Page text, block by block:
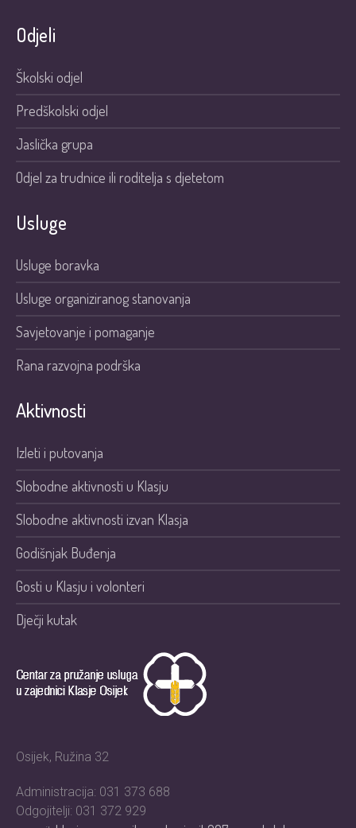
Odjeli
Školski odjel
Predškolski odjel
Jaslička grupa
Odjel za trudnice ili roditelja s djetetom
Usluge
Usluge boravka
Usluge organiziranog stanovanja
Savjetovanje i pomaganje
Rana razvojna podrška
Aktivnosti
Izleti i putovanja
Slobodne aktivnosti u Klasju
Slobodne aktivnosti izvan Klasja
Godišnjak Buđenja
Gosti u Klasju i volonteri
Dječji kutak
Osijek, Ružina 32
Administracija: 031 373 688
Odgojitelji: 031 372 929